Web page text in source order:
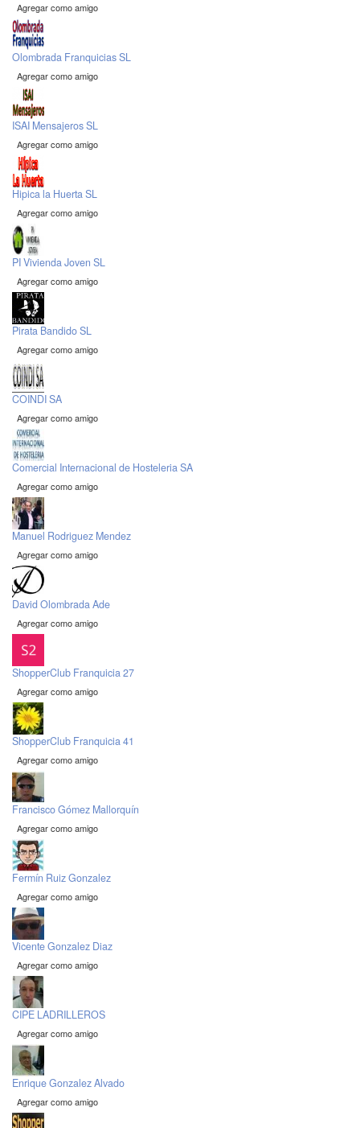
Agregar como amigo
Olombrada Franquicias SL
Agregar como amigo
ISAI Mensajeros SL
Agregar como amigo
Hipica la Huerta SL
Agregar como amigo
PI Vivienda Joven SL
Agregar como amigo
Pirata Bandido SL
Agregar como amigo
COINDI SA
Agregar como amigo
Comercial Internacional de Hosteleria SA
Agregar como amigo
Manuel Rodriguez Mendez
Agregar como amigo
David Olombrada Ade
Agregar como amigo
ShopperClub Franquicia 27
Agregar como amigo
ShopperClub Franquicia 41
Agregar como amigo
Francisco Gómez Mallorquín
Agregar como amigo
Fermín Ruiz Gonzalez
Agregar como amigo
Vicente Gonzalez Diaz
Agregar como amigo
CIPE LADRILLEROS
Agregar como amigo
Enrique Gonzalez Alvado
Agregar como amigo